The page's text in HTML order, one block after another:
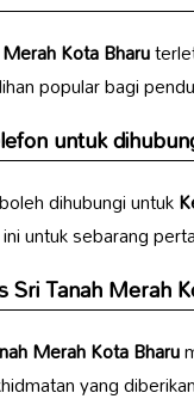
Kota Bharu
popular bagi
untuk
dihubungi untuk
untuk sebarang
Sri Tanah Merah
Merah Kota Bharu
yang